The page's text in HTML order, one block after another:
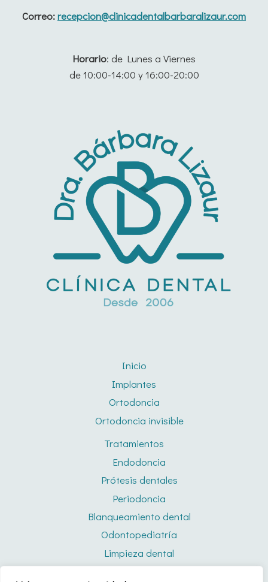
Correo:recepcion@clinicadentalbarbaralizaur.com
Horario: de Lunes a Viernes
de 10:00-14:00 y 16:00-20:00
Inicio
Implantes
Ortodoncia
Ortodoncia invisible
Tratamientos
Endodoncia
Prótesis dentales
Periodoncia
Blanqueamiento dental
Odontopediatría
Limpieza dental